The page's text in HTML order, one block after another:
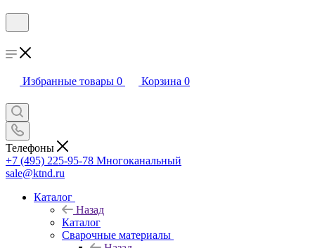
Избранные товары 0 Корзина 0
Телефоны
+7 (495) 225-95-78 Многоканальный
sale@ktnd.ru
Каталог
Назад
Каталог
Сварочные материалы